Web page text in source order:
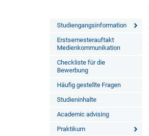
Studiengangsinformation
Erstsemesterauftakt
Medienkommunikation
Checkliste für die
Bewerbung
Häufig gestellte Fragen
Studieninhalte
Academic advising
Praktikum